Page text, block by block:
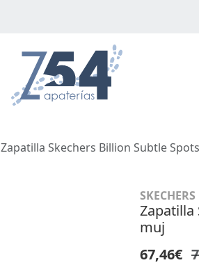
Zapatilla Skechers Billion Subtle
SKECHERS
Zapatilla
muj
67,46€